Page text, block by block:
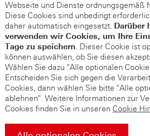
Webseite und Dienste ordnungsgemäß
Diese Cookies sind unbedingt
daher automatisch eingesetzt. Darüber
verwenden wir Cookies, um Ihre
Tage zu speichern. Dieser Cookie ist
können auswählen, ob Sie diesen
Wählen Sie dazu "Alle optionalen
Entscheiden Sie sich gegen die
Cookies, dann wählen Sie bitte "Alle
ablehnen". Weitere Informationen zur
Cookies finden Sie in unseren Cookie